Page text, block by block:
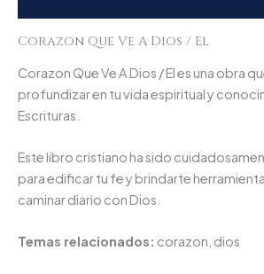
Corazon Que Ve A Dios / El
Corazon Que Ve A Dios / El es una obra
profundizar en tu vida espiritual y
Escrituras.
Este libro cristiano ha sido
para edificar tu fe y brindarte
caminar diario con Dios.
Temas relacionados: corazon, dios